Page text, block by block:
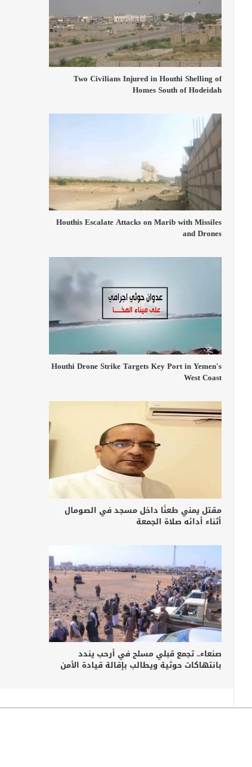
Two Civilians Injured in Houthi Shelling of
Homes South of Hodeidah
Houthis Escalate Attacks on Marib with Missiles
and Drones
Houthi Drone Strike Targets Key Port in Yemen's
West Coast
مقتل يمني طعنًا داخل مسجد في الصومال
أثناء أدائه صلاة الجمعة
صنعاء.. تجمع قبلي مسلح في أرحب يندد
بانتهاكات حوثية ويطالب بإقالة قيادة الأمن